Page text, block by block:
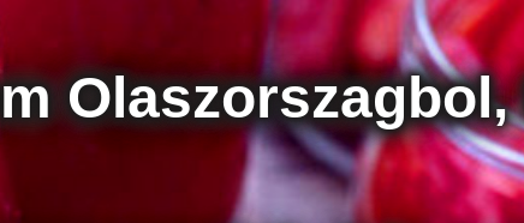
Olaszorszagbol,